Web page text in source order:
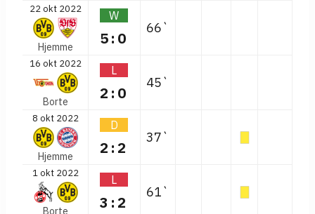
22 okt 2022
Hjemme
W
5:0
66`
16 okt 2022
Borte
L
2:0
45`
8 okt 2022
Hjemme
D
2:2
37`
1 okt 2022
Borte
L
3:2
61`